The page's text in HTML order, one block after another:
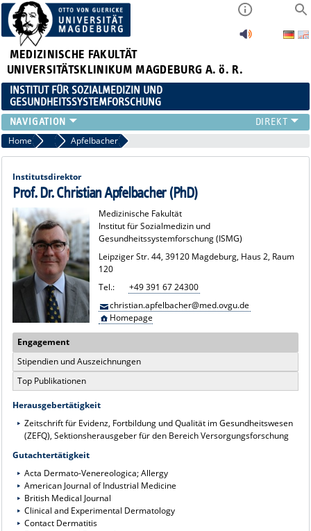
MEDIZINISCHE FAKULTÄT
UNIVERSITÄTSKLINIKUM MAGDEBURG A. ö. R.
INSTITUT FÜR SOZIALMEDIZIN UND
GESUNDHEITSSYSTEMFORSCHUNG
LEHRE
UNSER INSTITUT
TEAM
FORSCHUNG
PUBLIKATIONEN
STELLENANGEBOTE
QUALIFIKATIONSARBEITEN
Home Team Apfelbacher
Institutsdirektor
Prof. Dr. Christian Apfelbacher (PhD)
Medizinische Fakultät
Institut für Sozialmedizin und
Gesundheitssystemforschung (ISMG)
Leipziger Str. 44, 39120 Magdeburg, Haus 2, Raum
120
Tel.:
+49 391 67 24300
christian.apfelbacher@med.ovgu.de
Homepage
Engagement
Stipendien und Auszeichnungen
Top Publikationen
Herausgebertätigkeit
Zeitschrift für Evidenz, Fortbildung und Qualität im Gesundheitswesen
(ZEFQ), Sektionsherausgeber für den Bereich Versorgungsforschung
Gutachtertätigkeit
Acta Dermato-Venereologica; Allergy
American Journal of Industrial Medicine
British Medical Journal
Clinical and Experimental Dermatology
Contact Dermatitis